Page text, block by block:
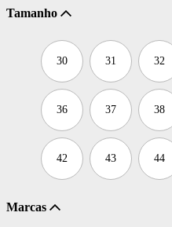
Tamanho
30 31 32
36 37 38
42 43 44
Marcas